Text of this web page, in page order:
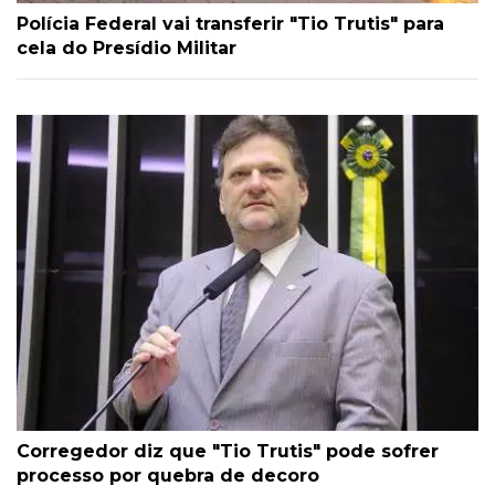
Polícia Federal vai transferir "Tio Trutis" para
cela do Presídio Militar
Corregedor diz que "Tio Trutis" pode sofrer
processo por quebra de decoro